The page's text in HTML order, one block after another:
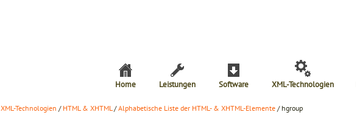
Home Leistungen Software XML-Technologien
XML-Technologien / HTML & XHTML/Alphabetische Liste der HTML- & XHTML-Elemente / hgroup